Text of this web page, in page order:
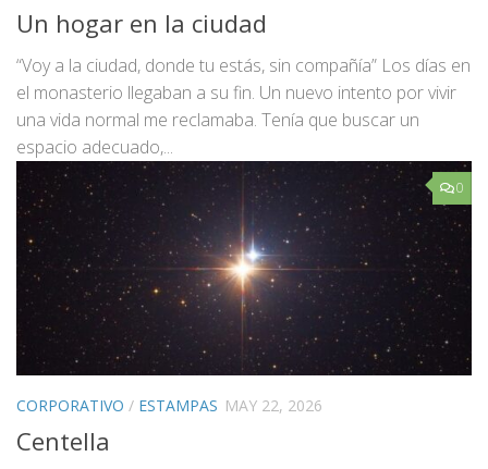
Un hogar en la ciudad
“Voy a la ciudad, donde tu estás, sin compañía” Los días en
el monasterio llegaban a su fin. Un nuevo intento por vivir
una vida normal me reclamaba. Tenía que buscar un
espacio adecuado,...
0
CORPORATIVO / ESTAMPAS MAY 22, 2026
Centella